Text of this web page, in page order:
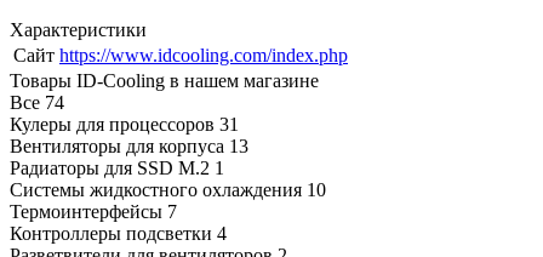
Характеристики
Сайт https://www.idcooling.com/index.php
Товары ID-Cooling в нашем магазине
Все 74
Кулеры для процессоров 31
Вентиляторы для корпуса 13
Радиаторы для SSD M.2 1
Системы жидкостного охлаждения 10
Термоинтерфейсы 7
Контроллеры подсветки 4